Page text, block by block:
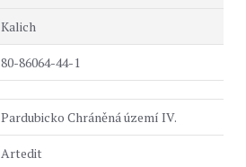
Kalich
80-86064-44-1
Pardubicko Chráněná území IV.
Artedit